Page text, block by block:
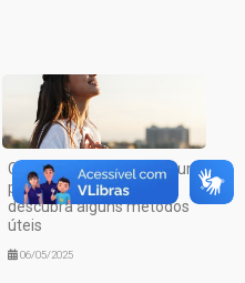
Como manter a paz em um
período acelerado;
descubra alguns métodos
úteis
06/05/2025